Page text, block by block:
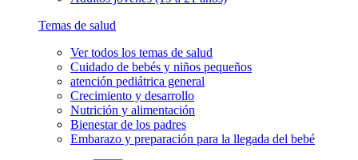
Temas de salud
Ver todos los temas de salud
Cuidado de bebés y niños pequeños
atención pediátrica general
Crecimiento y desarrollo
Nutrición y alimentación
Bienestar de los padres
Embarazo y preparación para la llegada del bebé